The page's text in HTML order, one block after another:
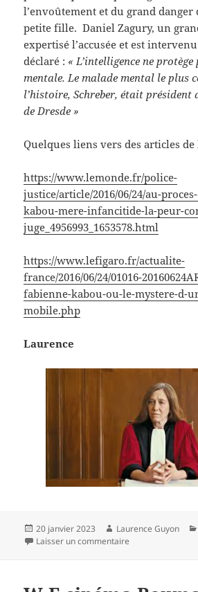
l’envoûtement et du grand danger
petite fille. Daniel Zagury, un
expertisé l’accusée et est
déclaré : « L’intelligence ne
mentale. Le malade mental le plus
l’histoire, Schreber, était président
de Dresde »
Quelques liens vers des articles de
https://www.lemonde.fr/police-
justice/article/2016/06/24/au-
kabou-mere-infancitide-la-peur-
juge_4956993_1653578.html
https://www.lefigaro.fr/actualite-
france/2016/06/24/01016-
fabienne-kabou-ou-le-mystere-d-
mobile.php
Laurence
Publié
le
20 janvier 2023 Auteur
Laurence Guyon
Laisser un commentaire